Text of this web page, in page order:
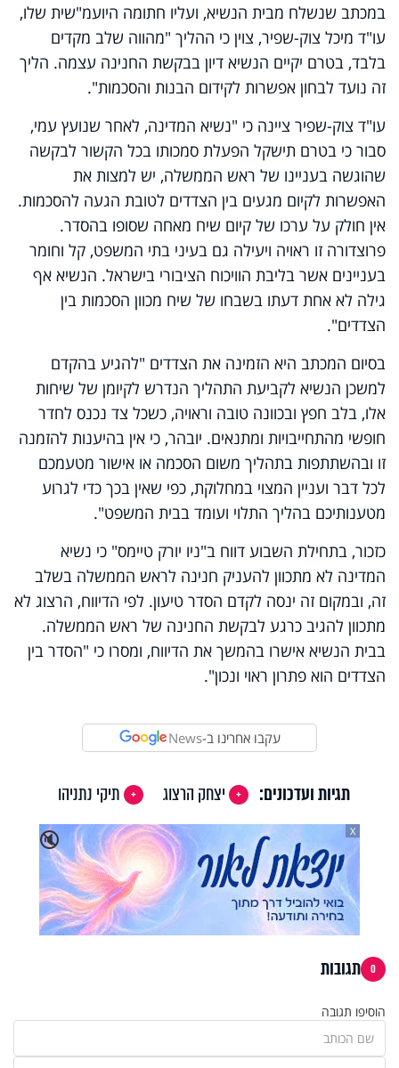
במכתב שנשלח מבית הנשיא, ועליו חתומה היועמ"שית שלו,
עו"ד מיכל צוק-שפיר, צוין כי ההליך "מהווה שלב מקדים
בלבד, בטרם יקיים הנשיא דיון בבקשת החנינה עצמה. הליך
זה נועד לבחון אפשרות לקידום הבנות והסכמות".
עו"ד צוק-שפיר ציינה כי "נשיא המדינה, לאחר שנועץ עמי,
סבור כי בטרם תישקל הפעלת סמכותו בכל הקשור לבקשה
שהוגשה בעניינו של ראש הממשלה, יש למצות את
האפשרות לקיום מגעים בין הצדדים לטובת הגעה להסכמות.
אין חולק על ערכו של קיום שיח מאחה שסופו בהסדר.
פרוצדורה זו ראויה ויעילה גם בעיני בתי המשפט, קל וחומר
בעניינים אשר בליבת הוויכוח הציבורי בישראל. הנשיא אף
גילה לא אחת דעתו בשבחו של שיח מכוון הסכמות בין
הצדדים".
בסיום המכתב היא הזמינה את הצדדים "להגיע בהקדם
למשכן הנשיא לקביעת התהליך הנדרש לקיומן של שיחות
אלו, בלב חפץ ובכוונה טובה וראויה, כשכל צד נכנס לחדר
חופשי מהתחייבויות ומתנאים. יובהר, כי אין בהיענות להזמנה
זו ובהשתתפות בתהליך משום הסכמה או אישור מטעמכם
לכל דבר ועניין המצוי במחלוקת, כפי שאין בכך כדי לגרוע
מטענותיכם בהליך התלוי ועומד בבית המשפט".
כזכור, בתחילת השבוע דווח ב"ניו יורק טיימס" כי נשיא
המדינה לא מתכוון להעניק חנינה לראש הממשלה בשלב
זה, ובמקום זה ינסה לקדם הסדר טיעון. לפי הדיווח, הרצוג לא
מתכוון להגיב כרגע לבקשת החנינה של ראש הממשלה.
בבית הנשיא אישרו בהמשך את הדיווח, ומסרו כי "הסדר בין
הצדדים הוא פתרון ראוי ונכון".
עקבו אחרינו ב-News
תגיות ועדכונים: יצחק הרצוג
תיקי נתניהו
🔇
X
0 תגובות
הוסיפו תגובה